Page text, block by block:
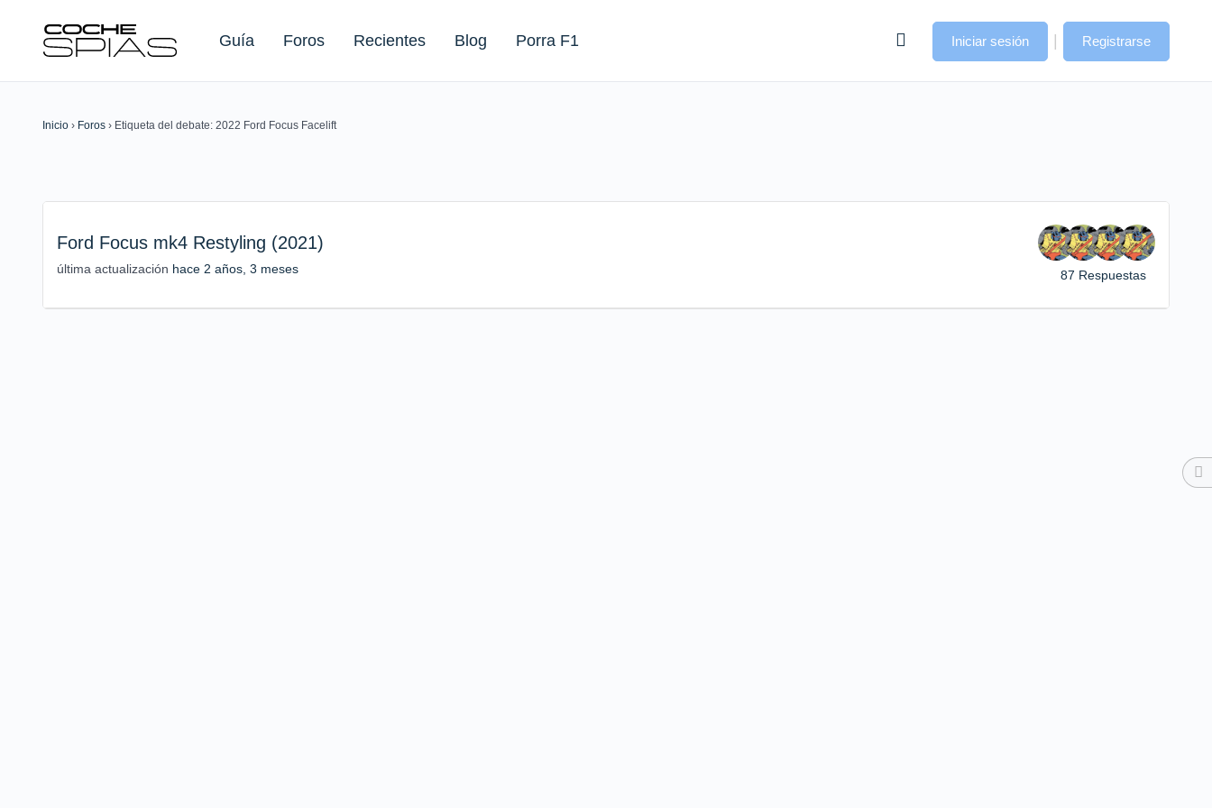
Guía Foros Recientes Blog Porra F1
Buscar:
Iniciar sesión | Registrarse
Inicio › Foros › Etiqueta del debate: 2022 Ford Focus Facelift
Ford Focus mk4 Restyling (2021)
última actualización hace 2 años, 3 meses 87 Respuestas